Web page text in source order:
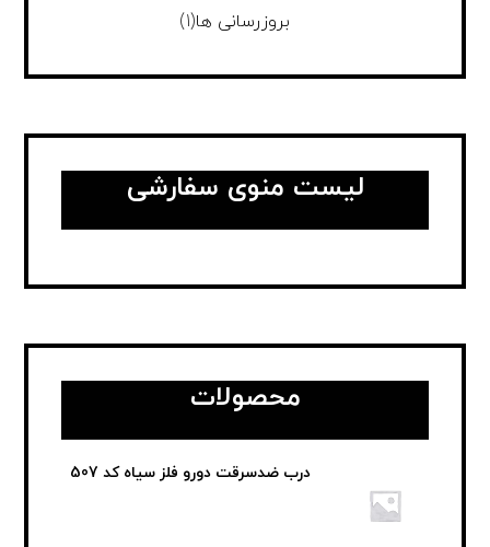
بروزرسانی ها(1)
لیست منوی سفارشی
محصولات
درب ضدسرقت دورو فلز سیاه کد 507